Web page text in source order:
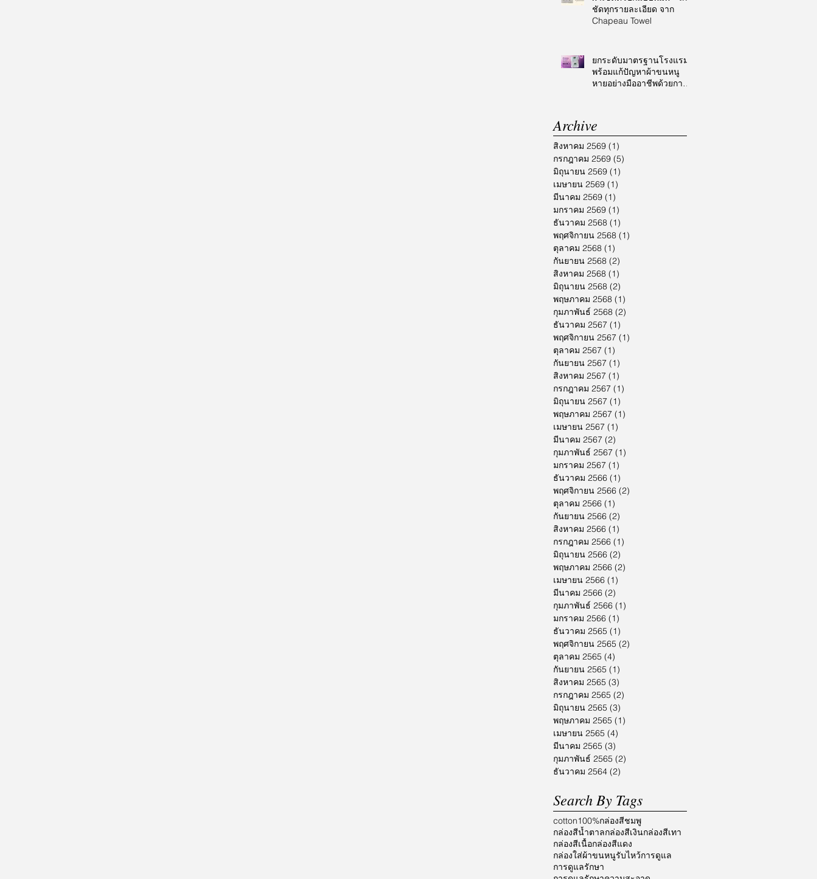
ชัดทุกรายละเอียด จาก
Chapeau Towel
ยกระดับมาตรฐานโรงแรม
พร้อมแก้ปัญหาผ้าขนหนู
หายอย่างมืออาชีพด้วยการ
Archive
สิงหาคม 2569 (1)
กรกฎาคม 2569 (5)
มิถุนายน 2569 (1)
เมษายน 2569 (1)
มีนาคม 2569 (1)
มกราคม 2569 (1)
ธันวาคม 2568 (1)
พฤศจิกายน 2568 (1)
ตุลาคม 2568 (1)
กันยายน 2568 (2)
สิงหาคม 2568 (1)
มิถุนายน 2568 (2)
พฤษภาคม 2568 (1)
กุมภาพันธ์ 2568 (2)
ธันวาคม 2567 (1)
พฤศจิกายน 2567 (1)
ตุลาคม 2567 (1)
กันยายน 2567 (1)
สิงหาคม 2567 (1)
กรกฎาคม 2567 (1)
มิถุนายน 2567 (1)
พฤษภาคม 2567 (1)
เมษายน 2567 (1)
มีนาคม 2567 (2)
กุมภาพันธ์ 2567 (1)
มกราคม 2567 (1)
ธันวาคม 2566 (1)
พฤศจิกายน 2566 (2)
ตุลาคม 2566 (1)
กันยายน 2566 (2)
สิงหาคม 2566 (1)
กรกฎาคม 2566 (1)
มิถุนายน 2566 (2)
พฤษภาคม 2566 (2)
เมษายน 2566 (1)
มีนาคม 2566 (2)
กุมภาพันธ์ 2566 (1)
มกราคม 2566 (1)
ธันวาคม 2565 (1)
พฤศจิกายน 2565 (2)
ตุลาคม 2565 (4)
กันยายน 2565 (1)
สิงหาคม 2565 (3)
กรกฎาคม 2565 (2)
มิถุนายน 2565 (3)
พฤษภาคม 2565 (1)
เมษายน 2565 (4)
มีนาคม 2565 (3)
กุมภาพันธ์ 2565 (2)
ธันวาคม 2564 (2)
Search By Tags
cotton100%กล่องสีชมพู
กล่องสีน้ำตาลกล่องสีเงินกล่องสีเทา
กล่องสีเนื้อกล่องสีแดง
กล่องใส่ผ้าขนหนูรับไหว้การดูแล
การดูแลรักษา